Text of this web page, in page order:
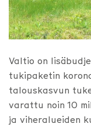
Valtio on
tukipaketin
talouskasvun
varattu noin 10
ja viheralueiden